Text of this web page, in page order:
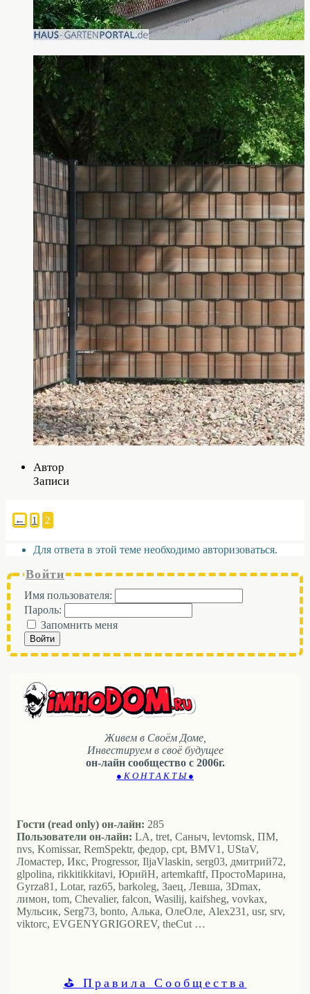
Автор
Записи
← 1 2
Для ответа в этой теме необходимо авторизоваться.
Войти
Имя пользователя:
Пароль:
Запомнить меня
Войти
Живем в Своём Доме,
Инвестируем в своё будущее
он-лайн сообщество с 2006г.
● К О Н Т А К Т Ы ●
Гости (read only) он-лайн: 285
Пользователи он-лайн: LA, tret, Саныч, levtomsk, ПМ,
nvs, Komissar, RemSpektr, федор, cpt, BMV1, UStaV,
Ломастер, Икс, Progressor, IljaVlaskin, serg03, дмитрий72,
glpolina, rikkitikkitavi, ЮрийН, artemkaftf, ПростоМарина,
Gyrza81, Lotar, raz65, barkoleg, Заец, Левша, 3Dmax,
лимон, tom, Chevalier, falcon, Wasilij, kaifsheg, vovkax,
Мульсик, Serg73, bonto, Алька, ОлеОле, Alex231, usr, srv,
viktorc, EVGENYGRIGOREV, theCut …
⛳ Правила Сообщества